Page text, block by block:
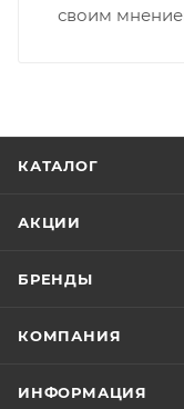
своим
КАТАЛОГ
АКЦИИ
БРЕНДЫ
КОМПАНИЯ
ИНФОРМАЦИЯ